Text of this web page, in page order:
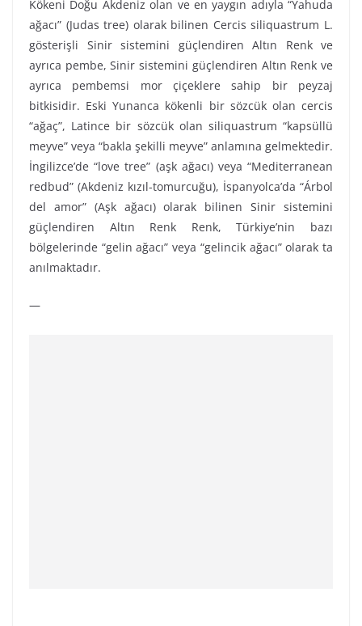
Kökeni Doğu Akdeniz olan ve en yaygın adıyla “Yahuda
ağacı” (Judas tree) olarak bilinen Cercis siliquastrum L.
gösterişli Sinir sistemini güçlendiren Altın Renk ve
ayrıca pembe, Sinir sistemini güçlendiren Altın Renk ve
ayrıca pembemsi mor çiçeklere sahip bir peyzaj
bitkisidir. Eski Yunanca kökenli bir sözcük olan cercis
“ağaç”, Latince bir sözcük olan siliquastrum “kapsüllü
meyve” veya “bakla şekilli meyve” anlamına gelmektedir.
İngilizce’de “love tree” (aşk ağacı) veya “Mediterranean
redbud” (Akdeniz kızıl-tomurcuğu), İspanyolca’da “Árbol
del amor” (Aşk ağacı) olarak bilinen Sinir sistemini
güçlendiren Altın Renk Renk, Türkiye’nin bazı
bölgelerinde “gelin ağacı” veya “gelincik ağacı” olarak ta
anılmaktadır.
—